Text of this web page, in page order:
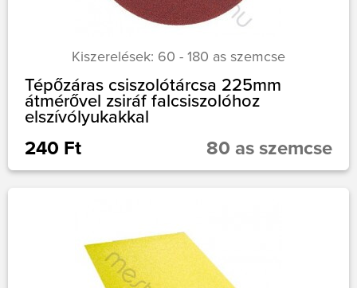
Kiszerelések: 60 - 180 as szemcse
Tépőzáras csiszolótárcsa 225mm
átmérővel zsiráf falcsiszolóhoz
elszívólyukakkal
240 Ft 80 as szemcse